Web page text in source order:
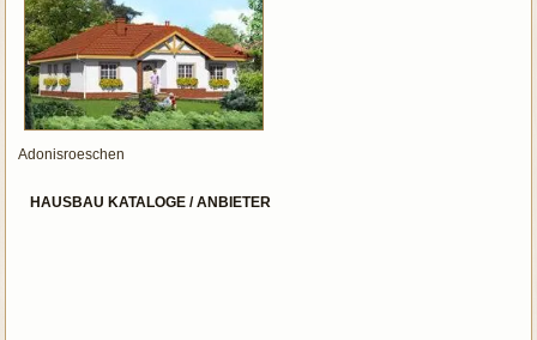
Adonisroeschen
HAUSBAU KATALOGE / ANBIETER